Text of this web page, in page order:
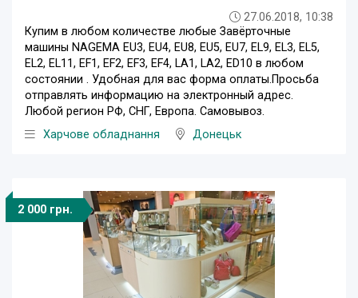
27.06.2018, 10:38
Купим в любом количестве любые Завёрточные
машины NAGEMA EU3, EU4, EU8, EU5, EU7, EL9, EL3, EL5,
EL2, EL11, EF1, EF2, EF3, EF4, LA1, LA2, ED10 в любом
состоянии . Удобная для вас форма оплаты.Просьба
отправлять информацию на электронный адрес.
Любой регион РФ, СНГ, Европа. Самовывоз.
Харчове обладнання
Донецьк
2 000 грн.